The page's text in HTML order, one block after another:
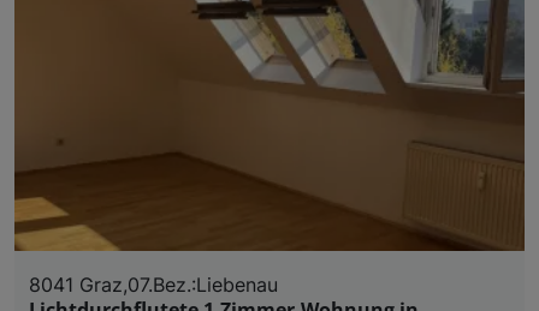
8041 Graz,07.Bez.:Liebenau